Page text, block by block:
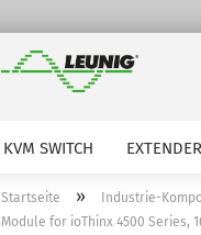
KVM SWITCH EXTENDER
Startseite » Industrie-
Module for ioThinx 4500 Series,